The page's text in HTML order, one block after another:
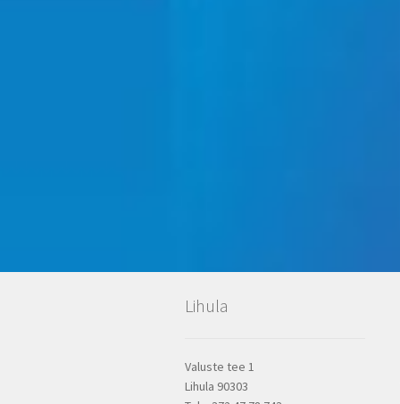
Lihula
Valuste tee 1
Lihula 90303